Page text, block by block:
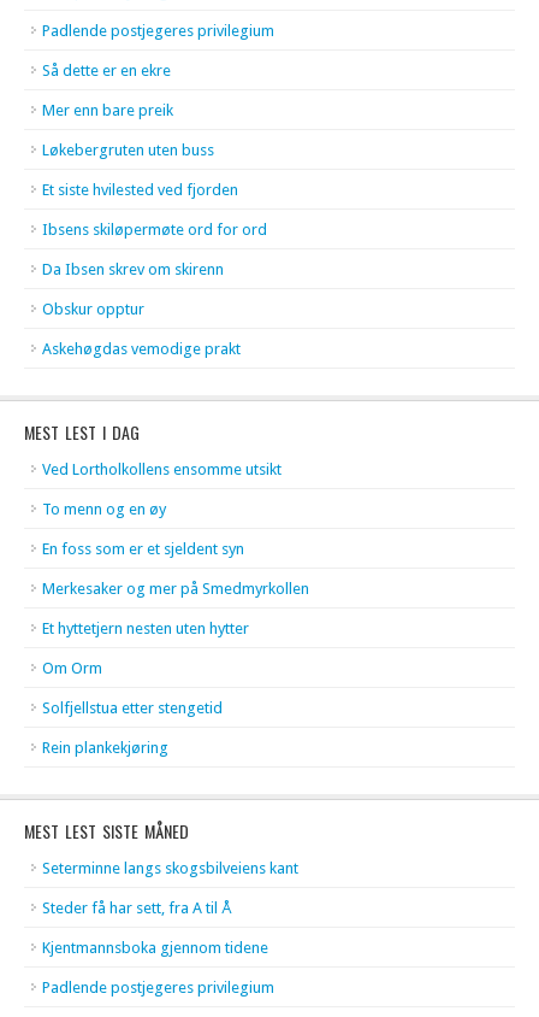
Padlende postjegeres privilegium
Så dette er en ekre
Mer enn bare preik
Løkebergruten uten buss
Et siste hvilested ved fjorden
Ibsens skiløpermøte ord for ord
Da Ibsen skrev om skirenn
Obskur opptur
Askehøgdas vemodige prakt
MEST LEST I DAG
Ved Lortholkollens ensomme utsikt
To menn og en øy
En foss som er et sjeldent syn
Merkesaker og mer på Smedmyrkollen
Et hyttetjern nesten uten hytter
Om Orm
Solfjellstua etter stengetid
Rein plankekjøring
MEST LEST SISTE MÅNED
Seterminne langs skogsbilveiens kant
Steder få har sett, fra A til Å
Kjentmannsboka gjennom tidene
Padlende postjegeres privilegium